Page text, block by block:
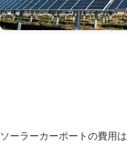
ソーラーカーポートの費用